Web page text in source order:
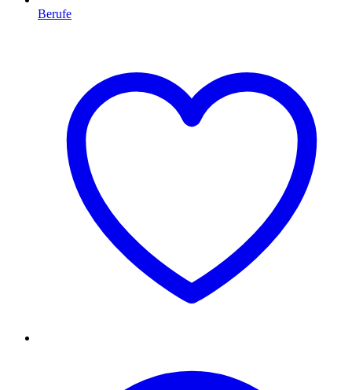
Berufe